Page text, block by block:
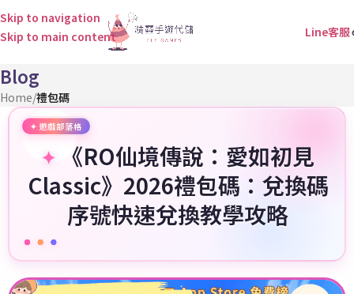
Skip to navigation
Skip to main content
Line客服
Blog
Home/禮包碼
《RO仙境傳說：愛如初見
Classic》2026禮包碼：兌換碼
序號快速兌換教學攻略